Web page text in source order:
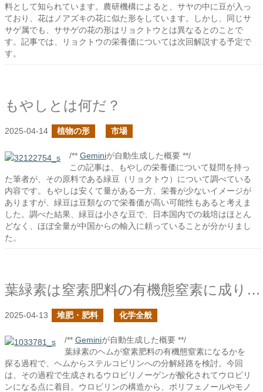
料として知られています。農研機構によると、サヤの中に豆が入っ
ており、花はノアズキの花に似た形をしています。しかし、同じサ
サゲ属でも、ササゲの花の形はリョクトウとは異なるとのことで
す。記事では、リョクトウの栄養価については次回解説する予定で
す。
もやしとは何だ？
2025-04-14 植物の形 市場
/** Geminiが自動生成した概要 **/
この記事は、もやしの栄養価について疑問を持っ
た筆者が、その原料である緑豆（リョクトウ）について調べている
内容です。もやしは安くて量がある一方、栄養が少ないイメージが
ありますが、緑豆は豆類なので栄養価が高い可能性もあると考えま
した。調べた結果、緑豆は小さな豆で、日本国内での栽培はほとん
どなく、ほぼ全量が中国からの輸入に頼っていることが分かりまし
た。
葉緑素は窒素肥料の有機態窒素に成り得るか？の補足
2025-04-13 堆肥・肥料 化学全般
/** Geminiが自動生成した概要 **/
葉緑素のヘムが窒素肥料の有機態窒素になるかを
探る過程で、ヘムからステルコビリンへの分解経路を検討。今回
は、その過程で生成されるウロビリノーゲンが酸化されてウロビリ
ンになる点に着目。ウロビリンの構造から、ポリフェノールやモノ